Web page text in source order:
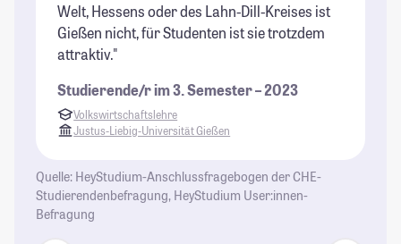
Welt, Hessens oder des Lahn-Dill-Kreises ist
Gießen nicht, für Studenten ist sie trotzdem
attraktiv."
Studierende/r im 3. Semester – 2023
Volkswirtschaftslehre
Justus-Liebig-Universität Gießen
Quelle: HeyStudium-Anschlussfragebogen der CHE-
Studierendenbefragung, HeyStudium User:innen-
Befragung